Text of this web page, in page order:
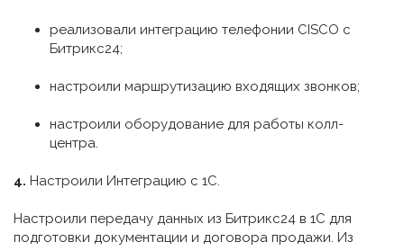
реализовали интеграцию телефонии CISCO с
Битрикс24;
настроили маршрутизацию входящих звонков;
настроили оборудование для работы колл-
центра.
4. Настроили Интеграцию с 1С.
Настроили передачу данных из Битрикс24 в 1С для
подготовки документации и договора продажи. Из